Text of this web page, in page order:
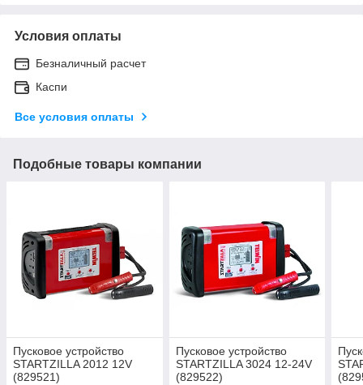
Условия оплаты
Безналичный расчет
Каспи
Все условия оплаты
Подобные товары компании
Пусковое устройство
STARTZILLA 2012 12V
(829521)
Пусковое устройство
STARTZILLA 3024 12-24V
(829522)